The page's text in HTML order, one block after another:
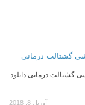
گشتالت درمانی دانلود
آوریل 8, 2018